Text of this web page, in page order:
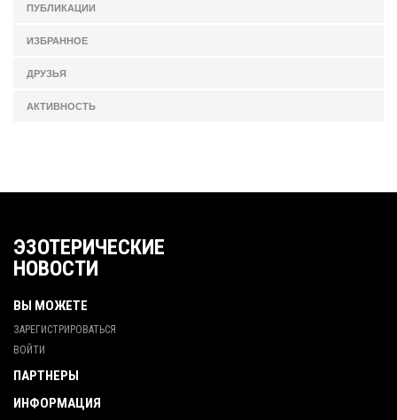
ПУБЛИКАЦИИ
ИЗБРАННОЕ
ДРУЗЬЯ
АКТИВНОСТЬ
ЭЗОТЕРИЧЕСКИЕ
НОВОСТИ
ВЫ МОЖЕТЕ
ЗАРЕГИСТРИРОВАТЬСЯ
ВОЙТИ
ПАРТНЕРЫ
ИНФОРМАЦИЯ